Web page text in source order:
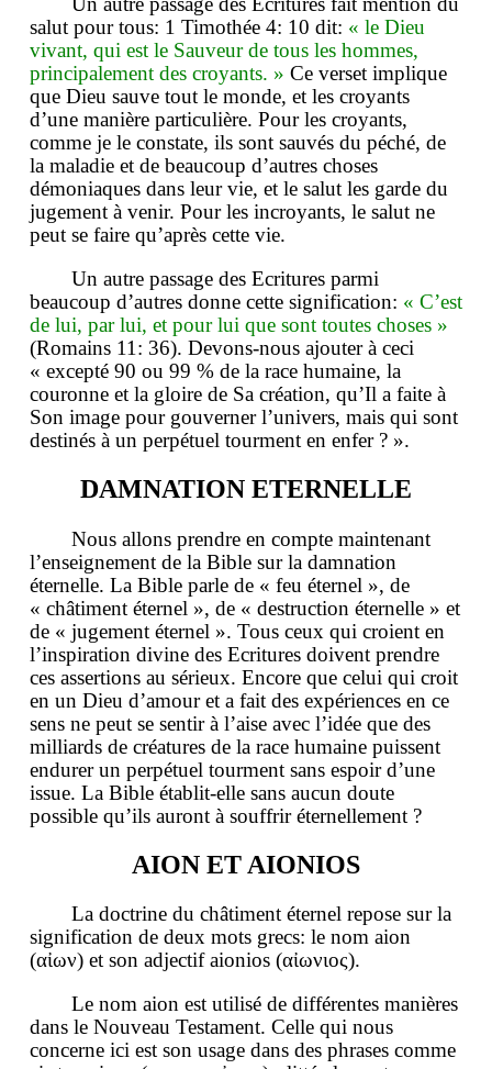
salut pour tous: 1 Timothée 4: 10 dit: « le Dieu
vivant, qui est le Sauveur de tous les hommes,
principalement des croyants. » Ce verset implique
que Dieu sauve tout le monde, et les croyants
d’une manière particulière. Pour les croyants,
comme je le constate, ils sont sauvés du péché, de
la maladie et de beaucoup d’autres choses
démoniaques dans leur vie, et le salut les garde du
jugement à venir. Pour les incroyants, le salut ne
peut se faire qu’après cette vie.
Un autre passage des Ecritures parmi
beaucoup d’autres donne cette signification: « C’est
de lui, par lui, et pour lui que sont toutes choses »
(Romains 11: 36). Devons-nous ajouter à ceci
« excepté 90 ou 99 % de la race humaine, la
couronne et la gloire de Sa création, qu’Il a faite à
Son image pour gouverner l’univers, mais qui sont
destinés à un perpétuel tourment en enfer ? ».
DAMNATION ETERNELLE
Nous allons prendre en compte maintenant
l’enseignement de la Bible sur la damnation
éternelle. La Bible parle de « feu éternel », de
« châtiment éternel », de « destruction éternelle » et
de « jugement éternel ». Tous ceux qui croient en
l’inspiration divine des Ecritures doivent prendre
ces assertions au sérieux. Encore que celui qui croit
en un Dieu d’amour et a fait des expériences en ce
sens ne peut se sentir à l’aise avec l’idée que des
milliards de créatures de la race humaine puissent
endurer un perpétuel tourment sans espoir d’une
issue. La Bible établit-elle sans aucun doute
possible qu’ils auront à souffrir éternellement ?
AION ET AIONIOS
La doctrine du châtiment éternel repose sur la
signification de deux mots grecs: le nom aion
(αἰων) et son adjectif aionios (αἰωνιος).
Le nom aion est utilisé de différentes manières
dans le Nouveau Testament. Celle qui nous
concerne ici est son usage dans des phrases comme